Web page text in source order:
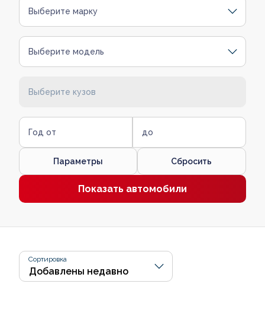
Выберите марку
Выберите модель
Выберите кузов
Год от до
Параметры Сбросить
Показать автомобили
Сортировка